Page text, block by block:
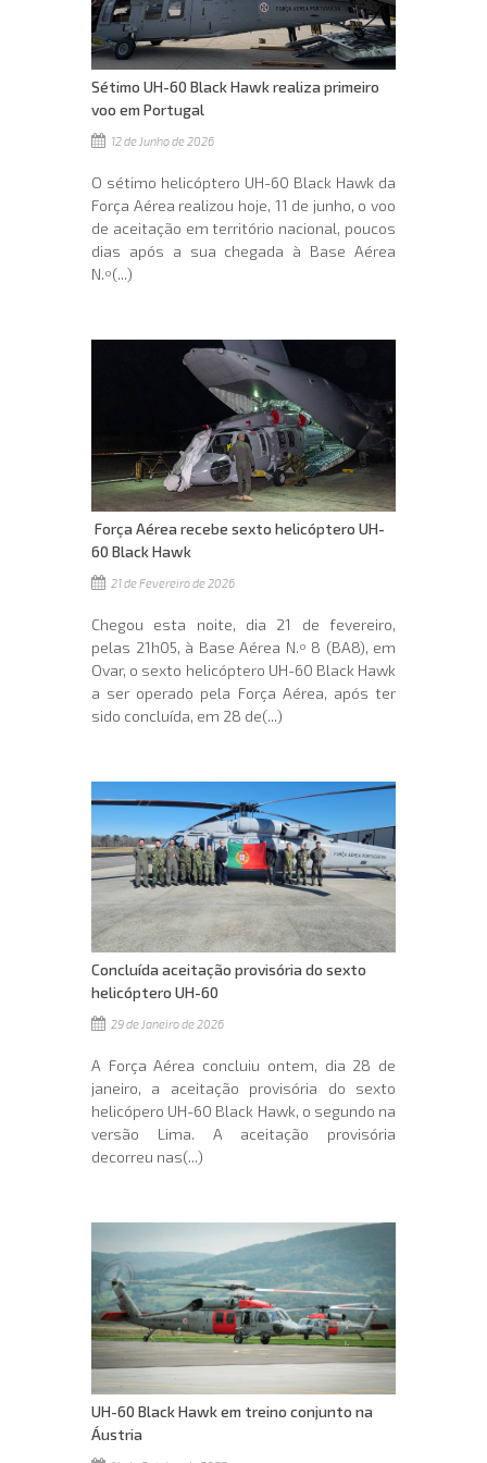
Sétimo UH-60 Black Hawk realiza primeiro
voo em Portugal
12 de Junho de 2026
O sétimo helicóptero UH-60 Black Hawk da
Força Aérea realizou hoje, 11 de junho, o voo
de aceitação em território nacional, poucos
dias após a sua chegada à Base Aérea
N.º(...)
Força Aérea recebe sexto helicóptero UH-
60 Black Hawk
21 de Fevereiro de 2026
Chegou esta noite, dia 21 de fevereiro,
pelas 21h05, à Base Aérea N.º 8 (BA8), em
Ovar, o sexto helicóptero UH-60 Black Hawk
a ser operado pela Força Aérea, após ter
sido concluída, em 28 de(...)
Concluída aceitação provisória do sexto
helicóptero UH-60
29 de Janeiro de 2026
A Força Aérea concluiu ontem, dia 28 de
janeiro, a aceitação provisória do sexto
helicópero UH-60 Black Hawk, o segundo na
versão Lima. A aceitação provisória
decorreu nas(...)
UH-60 Black Hawk em treino conjunto na
Áustria